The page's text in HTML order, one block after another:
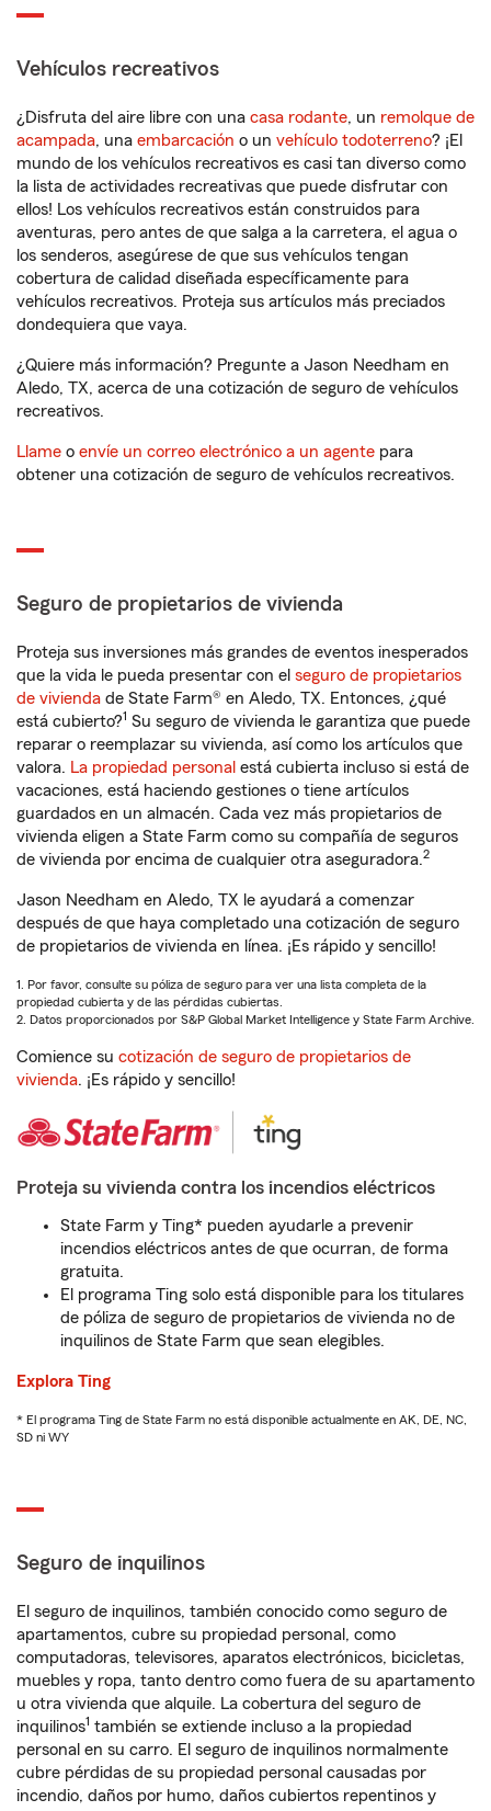
Vehículos recreativos
¿Disfruta del aire libre con una casa rodante, un remolque de
acampada, una embarcación o un vehículo todoterreno? ¡El
mundo de los vehículos recreativos es casi tan diverso como
la lista de actividades recreativas que puede disfrutar con
ellos! Los vehículos recreativos están construidos para
aventuras, pero antes de que salga a la carretera, el agua o
los senderos, asegúrese de que sus vehículos tengan
cobertura de calidad diseñada específicamente para
vehículos recreativos. Proteja sus artículos más preciados
dondequiera que vaya.
¿Quiere más información? Pregunte a Jason Needham en
Aledo, TX, acerca de una cotización de seguro de vehículos
recreativos.
Llame o envíe un correo electrónico a un agente para
obtener una cotización de seguro de vehículos recreativos.
Seguro de propietarios de vivienda
Proteja sus inversiones más grandes de eventos inesperados
que la vida le pueda presentar con el seguro de propietarios
de vivienda de State Farm® en Aledo, TX. Entonces, ¿qué
está cubierto?1 Su seguro de vivienda le garantiza que puede
reparar o reemplazar su vivienda, así como los artículos que
valora. La propiedad personal está cubierta incluso si está de
vacaciones, está haciendo gestiones o tiene artículos
guardados en un almacén. Cada vez más propietarios de
vivienda eligen a State Farm como su compañía de seguros
de vivienda por encima de cualquier otra aseguradora.2
Jason Needham en Aledo, TX le ayudará a comenzar
después de que haya completado una cotización de seguro
de propietarios de vivienda en línea. ¡Es rápido y sencillo!
1. Por favor, consulte su póliza de seguro para ver una lista completa de la
propiedad cubierta y de las pérdidas cubiertas.
2. Datos proporcionados por S&P Global Market Intelligence y State Farm Archive.
Comience su cotización de seguro de propietarios de
vivienda. ¡Es rápido y sencillo!
Proteja su vivienda contra los incendios eléctricos
State Farm y Ting* pueden ayudarle a prevenir
incendios eléctricos antes de que ocurran, de forma
gratuita.
El programa Ting solo está disponible para los titulares
de póliza de seguro de propietarios de vivienda no de
inquilinos de State Farm que sean elegibles.
Explora Ting
* El programa Ting de State Farm no está disponible actualmente en AK, DE, NC,
SD ni WY
Seguro de inquilinos
El seguro de inquilinos, también conocido como seguro de
apartamentos, cubre su propiedad personal, como
computadoras, televisores, aparatos electrónicos, bicicletas,
muebles y ropa, tanto dentro como fuera de su apartamento
u otra vivienda que alquile. La cobertura del seguro de
inquilinos1 también se extiende incluso a la propiedad
personal en su carro. El seguro de inquilinos normalmente
cubre pérdidas de su propiedad personal causadas por
incendio, daños por humo, daños cubiertos repentinos y